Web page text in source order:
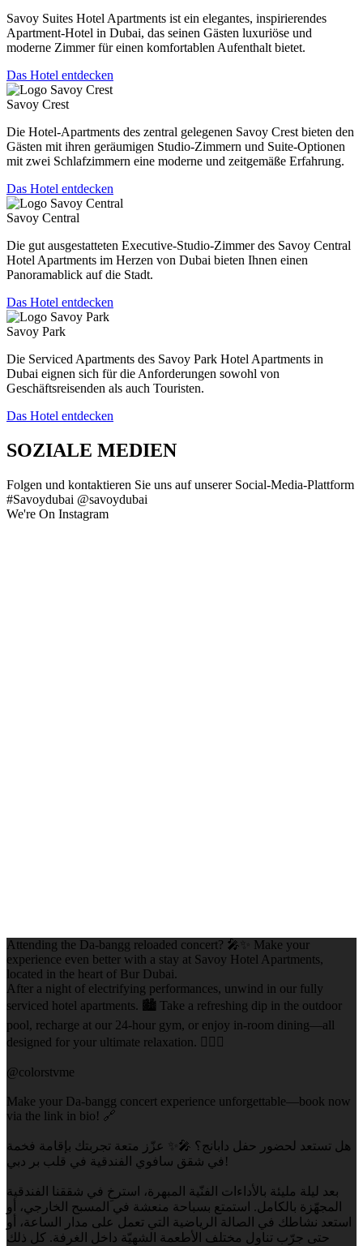
Savoy Suites Hotel Apartments ist ein elegantes, inspirierendes
Apartment-Hotel in Dubai, das seinen Gästen luxuriöse und
moderne Zimmer für einen komfortablen Aufenthalt bietet.
Das Hotel entdecken
Savoy Crest
Die Hotel-Apartments des zentral gelegenen Savoy Crest bieten den
Gästen mit ihren geräumigen Studio-Zimmern und Suite-Optionen
mit zwei Schlafzimmern eine moderne und zeitgemäße Erfahrung.
Das Hotel entdecken
Savoy Central
Die gut ausgestatteten Executive-Studio-Zimmer des Savoy Central
Hotel Apartments im Herzen von Dubai bieten Ihnen einen
Panoramablick auf die Stadt.
Das Hotel entdecken
Savoy Park
Die Serviced Apartments des Savoy Park Hotel Apartments in
Dubai eignen sich für die Anforderungen sowohl von
Geschäftsreisenden als auch Touristen.
Das Hotel entdecken
SOZIALE MEDIEN
Folgen und kontaktieren Sie uns auf unserer Social-Media-Plattform
#Savoydubai @savoydubai
We're On Instagram
Attending the Da-bangg reloaded concert? 🎤✨ Make your
experience even better with a stay at Savoy Hotel Apartments,
located in the heart of Bur Dubai.
After a night of electrifying performances, unwind in our fully
serviced hotel apartments. 🏙️ Take a refreshing dip in the outdoor
pool, recharge at our 24-hour gym, or enjoy in-room dining—all
designed for your ultimate relaxation. 🏊‍♀️💪
@colorstvme
Make your Da-bangg concert experience unforgettable—book now
via the link in bio! 🔗
هل تستعد لحضور حفل دابانج؟ 🎤✨ عزّز متعة تجربتك بإقامة فخمة
في شقق سافوي الفندقية في قلب بر دبي!
بعد ليلة مليئة بالأداءات الفنّية المبهرة، استرخِ في شققنا الفندقية
المجهّزة بالكامل. استمتع بسباحة منعشة في المسبح الخارجي، أو
استعد نشاطك في الصالة الرياضية التي تعمل على مدار الساعة، أو
حتى جرّب تناول مختلف الأطعمة الشهيّة داخل الغرفة. كل ذلك